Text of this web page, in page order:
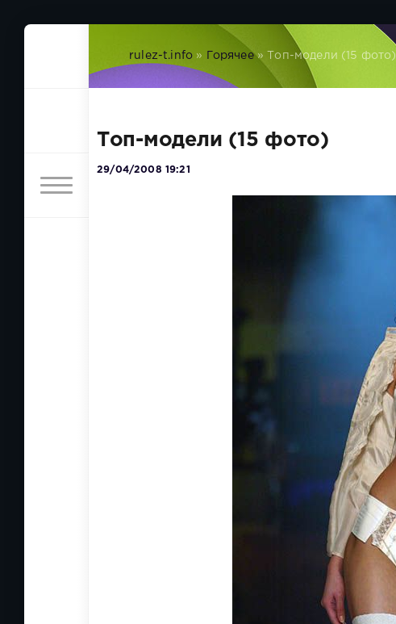
rulez-t.info » Горячее» Топ-модели (15 фото)
Топ-модели (15 фото)
29/04/2008 19:21